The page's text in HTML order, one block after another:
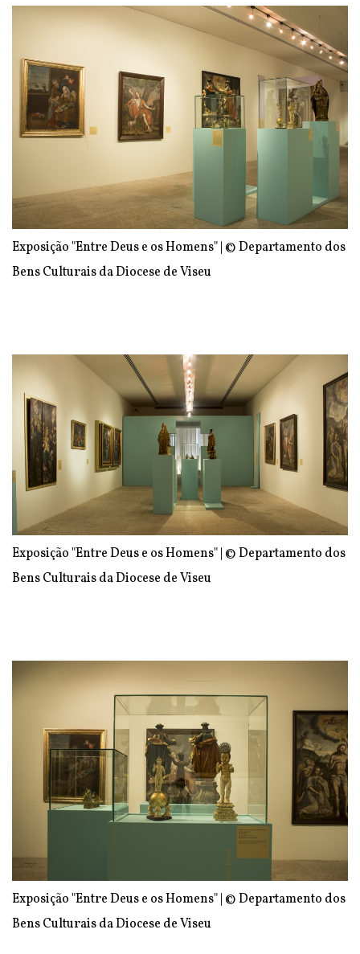
Exposição "Entre Deus e os Homens" | © Departamento dos
Bens Culturais da Diocese de Viseu
Exposição "Entre Deus e os Homens" | © Departamento dos
Bens Culturais da Diocese de Viseu
Exposição "Entre Deus e os Homens" | © Departamento dos
Bens Culturais da Diocese de Viseu